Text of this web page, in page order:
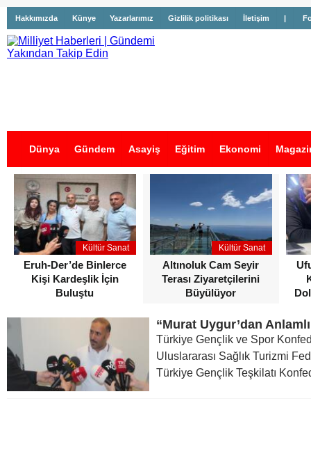
Hakkımızda Künye Yazarlarımız Gizlilik politikası İletişim |
Dünya Gündem Asayiş Eğitim Ekonomi
İş İlanları
Kültür Sanat
Eruh-Der’de Binlerce
Kişi Kardeşlik İçin
Buluştu
Kültür Sanat
Altınoluk Cam Seyir
Terası Ziyaretçilerini
Büyülüyor
Türkiye Gençlik ve Spor
Uluslararası Sağlık Turizmi
Türkiye Gençlik Teşkilatı